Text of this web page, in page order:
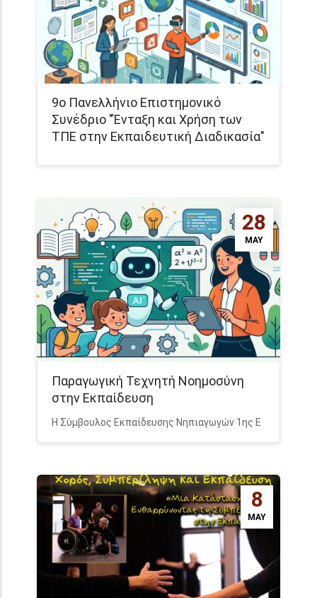
9ο Πανελλήνιο Επιστημονικό
Συνέδριο "Ένταξη και Χρήση των
ΤΠΕ στην Εκπαιδευτική Διαδικασία"
28
MAY
Παραγωγική Τεχνητή Νοημοσύνη
στην Εκπαίδευση
Η Σύμβουλος Εκπαίδευσης Νηπιαγωγών 1ης Ε
8
MAY